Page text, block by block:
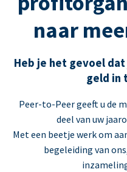
naar
Heb je het gevoel
geld in
Peer-to-Peer geeft u de
deel van uw
Met een beetje werk om
begeleiding van